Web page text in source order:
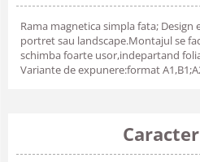
Rama magnetica simpla fata;
portret sau landscape.Montajul se
schimba foarte usor,indepartand
Variante de expunere:format